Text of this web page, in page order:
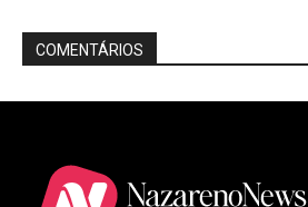
COMENTÁRIOS